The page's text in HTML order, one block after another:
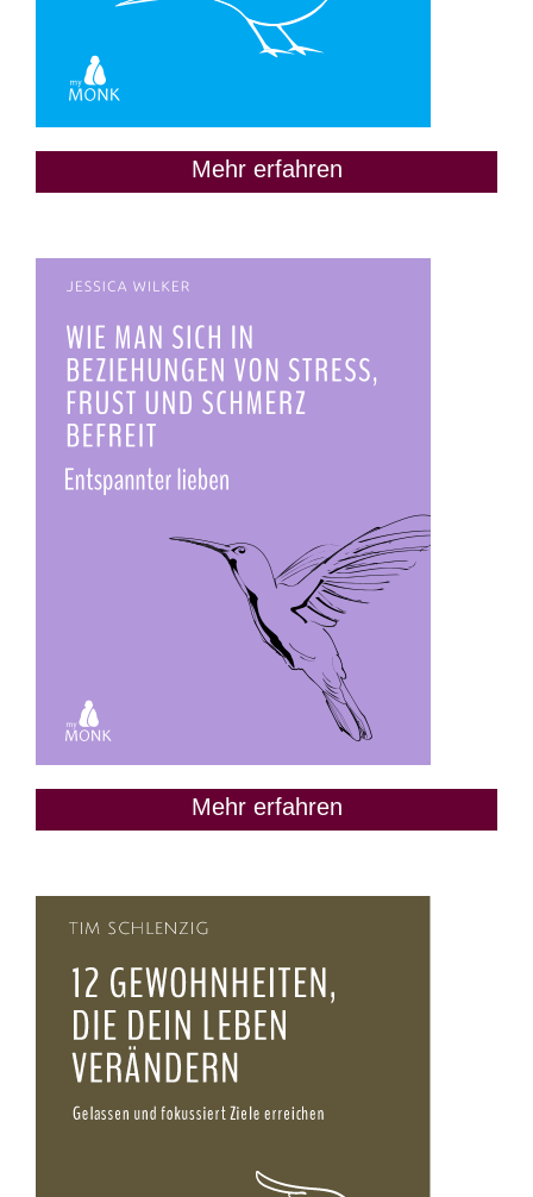
Mehr erfahren
Mehr erfahren